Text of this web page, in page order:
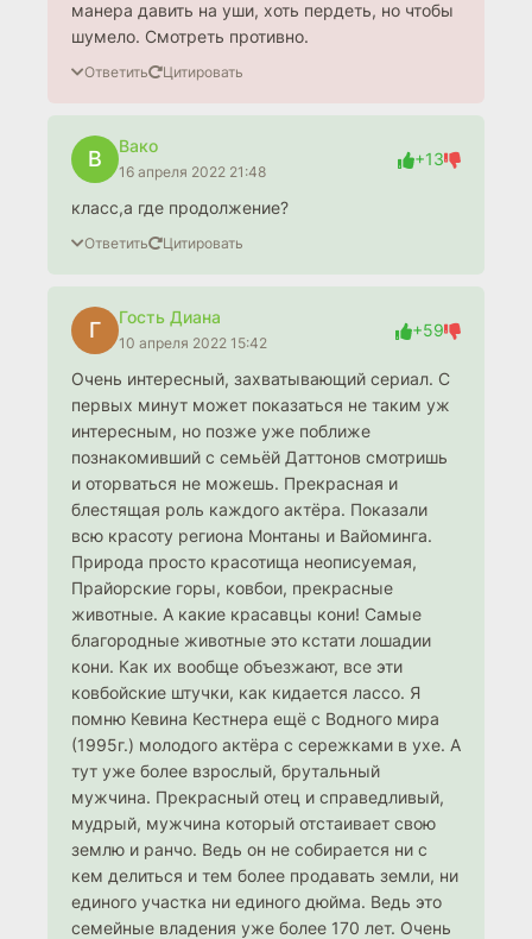
манера давить на уши, хоть пердеть, но чтобы
шумело. Смотреть противно.
Ответить Цитировать
В
Вако
16 апреля 2022 21:48
+13
класс,а где продолжение?
Ответить Цитировать
Г
Гость Диана
10 апреля 2022 15:42
+59
Очень интересный, захватывающий сериал. С
первых минут может показаться не таким уж
интересным, но позже уже поближе
познакомивший с семьёй Даттонов смотришь
и оторваться не можешь. Прекрасная и
блестящая роль каждого актёра. Показали
всю красоту региона Монтаны и Вайоминга.
Природа просто красотища неописуемая,
Прайорские горы, ковбои, прекрасные
животные. А какие красавцы кони! Самые
благородные животные это кстати лошадии
кони. Как их вообще объезжают, все эти
ковбойские штучки, как кидается лассо. Я
помню Кевина Кестнера ещё с Водного мира
(1995г.) молодого актёра с сережками в ухе. А
тут уже более взрослый, брутальный
мужчина. Прекрасный отец и справедливый,
мудрый, мужчина который отстаивает свою
землю и ранчо. Ведь он не собирается ни с
кем делиться и тем более продавать земли, ни
единого участка ни единого дюйма. Ведь это
семейные владения уже более 170 лет. Очень